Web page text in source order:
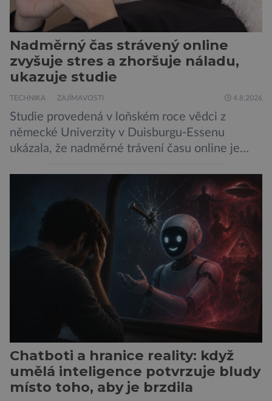
Nadměrný čas strávený online
zvyšuje stres a zhoršuje náladu,
ukazuje studie
TECHNIKA ZAJÍMAVOSTI 4.8.2026
Studie provedená v loňském roce vědci z
německé Univerzity v Duisburgu-Essenu
ukázala, že nadměrné trávení času online je
vede k zanedbávání dalších aktivit. Zúčastnilo
se jí 900 dospělých Němců, kteří uvedli, že se v
posledním roce alespoň jednou zapojili do hraní
her, sledování pornografie, sledování sociálních
sítí […]
Chatboti a hranice reality: když
umělá inteligence potvrzuje bludy
místo toho, aby je brzdila